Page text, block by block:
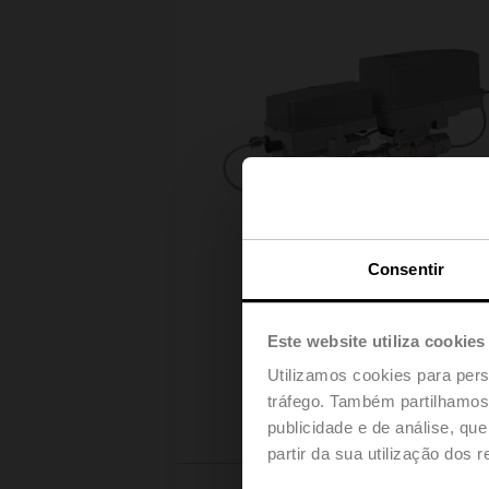
Consentir
Este website utiliza cookies
Utilizamos cookies para
tráfego. Também
publicidade e de análise,
partir da sua utilização dos